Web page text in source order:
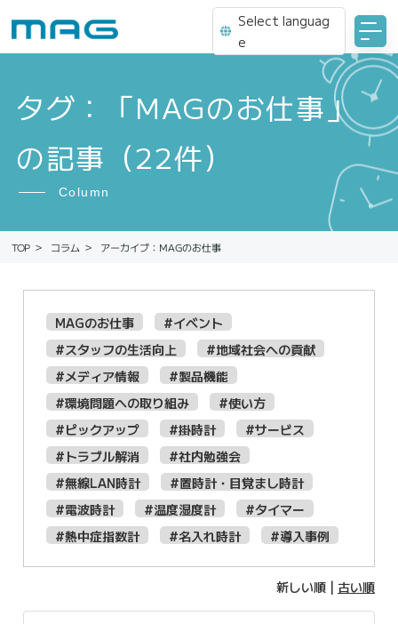
Select languag
e
タグ：「MAGのお仕事」
の記事（22件）
Column
TOP コラム アーカイブ：MAGのお仕事
MAGのお仕事
#イベント
#スタッフの生活向上
#地域社会への貢献
#メディア情報
#製品機能
#環境問題への取り組み
#使い方
#ピックアップ
#掛時計
#サービス
#トラブル解消
#社内勉強会
#無線LAN時計
#置時計・目覚まし時計
#電波時計
#温度湿度計
#タイマー
#熱中症指数計
#名入れ時計 #導入事例
新しい順 | 古い順